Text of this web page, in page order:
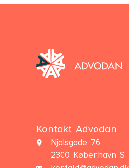
Kontakt Advodan
Njalsgade 76
2300 København S